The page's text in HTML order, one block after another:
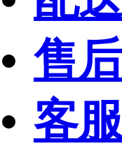
售
客